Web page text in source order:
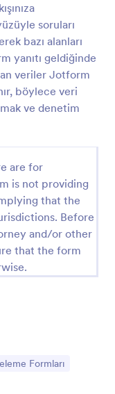
soruları
bazı alanları
yanıtı geldiğinde
veriler Jotform
böylece veri
ve denetim
are for
is not providing
that the
Before
and/or other
that the form
git:
Formları
şirketlerden
ve
sahip
inceledikten